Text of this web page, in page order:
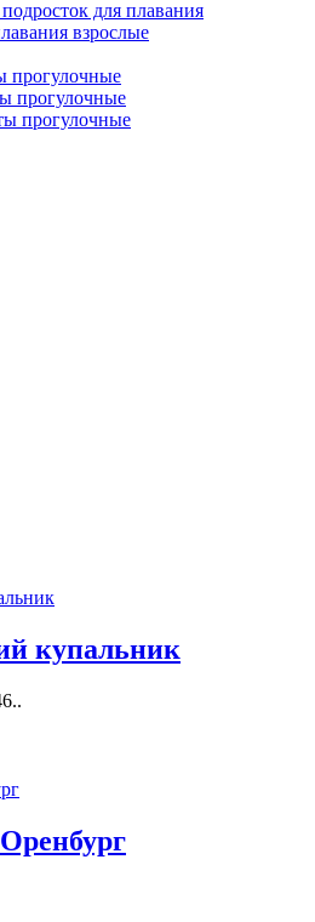
для плавания
взрослые
прогулочные
прогулочные
прогулочные
купальник